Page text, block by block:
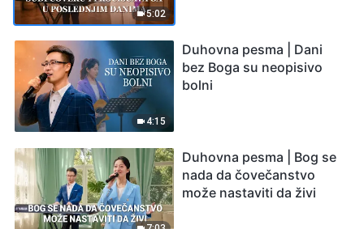
5:02
4:15
Duhovna pesma | Dani
bez Boga su neopisivo
bolni
Duhovna pesma | Bog se
nada da čovečanstvo
može nastaviti da živi